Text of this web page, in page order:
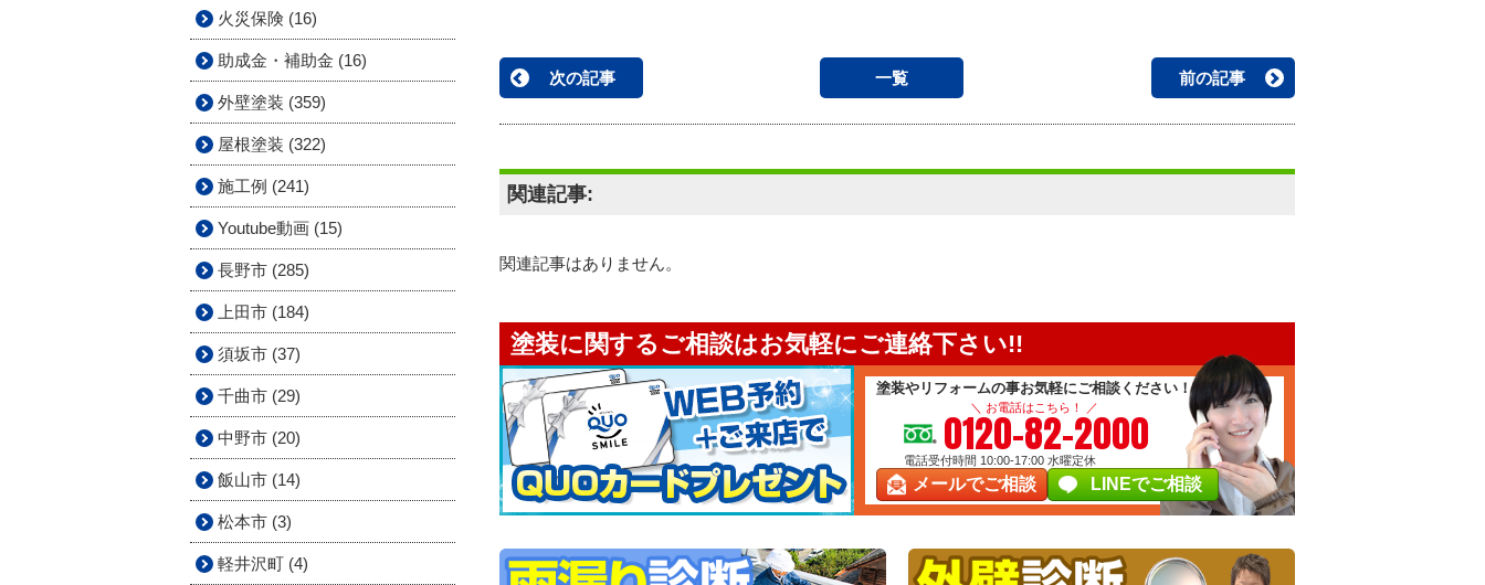
次の記事 一覧 前の記事
関連記事:
関連記事はありません。
塗装に関するご相談はお気軽にご連絡下さい!!
塗装やリフォームの事お気軽にご相談ください！
＼ お電話はこちら！ ／
0120-82-2000
電話受付時間 10:00-17:00 水曜定休
メールでご相談 LINEでご相談
火災保険 (16)
助成金・補助金 (16)
外壁塗装 (359)
屋根塗装 (322)
施工例 (241)
Youtube動画 (15)
長野市 (285)
上田市 (184)
須坂市 (37)
千曲市 (29)
中野市 (20)
飯山市 (14)
松本市 (3)
軽井沢町 (4)